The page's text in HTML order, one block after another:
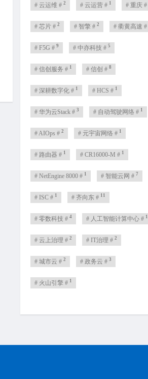
# 云运维 # 2 # 云运营 # 1 # 重庆 #
# 芯片 # 2 # 智擎 # 2 # 衢黄高速 #
# F5G # 9 # 中亦科技 # 5
# 信创服务 # 1 # 信创 # 8
# 深耕数字化 # 1 # HCS # 1
# 华为云Stack # 3 # 自动驾驶网络 # 1
# AIOps # 2 # 元宇宙网络 # 1
# 路由器 # 1 # CR16000-M # 1
# NetEngine 8000 # 1 # 智能云网 # 7
# ISC # 1 # 齐向东 # 11
# 零数科技 # 4 # 人工智能计算中心 # 1
# 云上治理 # 2 # IT治理 # 2
# 城市云 # 2 # 政务云 # 3
# 火山引擎 # 1